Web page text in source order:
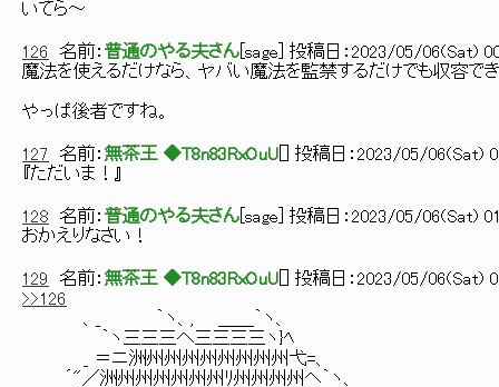
いてら～
126 名前： 普通のやる夫さん sage ] 投稿日： 2023/05/06(Sat)
魔法を使えるだけなら、ヤバい魔法を監禁するだけでも収容で
やっぱ後者ですね。
127 名前： 無茶王 ◆T8n83RxOuU ] 投稿日： 2023/05/06(Sat)
『ただいま！』
128 名前： 普通のやる夫さん sage ] 投稿日： 2023/05/06(Sat)
おかえりなさい！
129 名前： 無茶王 ◆T8n83RxOuU ] 投稿日： 2023/05/06(Sat)
>>126
、_ ｀ヽ、, ＿＿｀ヽ、
｀ヽ三三三へ三三三三ヽ}ﾍ
_ ＝ニ洲州州州州州州州州弋=、
´"／洲州州州州州州ﾘ州州州州ヘ｀ヽ、